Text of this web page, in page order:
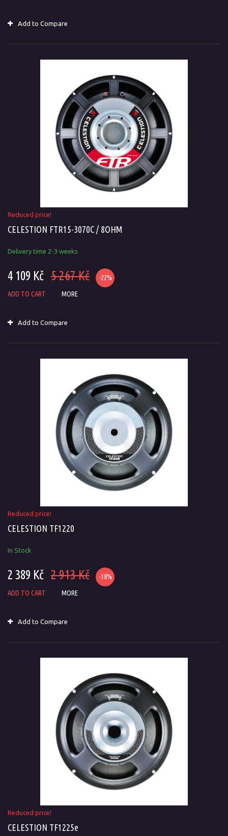
Add to Compare
Reduced price!
CELESTION FTR15-3070C / 8OHM
Delivery time 2-3 weeks
4 109 Kč 5 267 Kč -22%
ADD TO CART MORE
Add to Compare
Reduced price!
CELESTION TF1220
In Stock
2 389 Kč 2 913 Kč -18%
ADD TO CART MORE
Add to Compare
Reduced price!
CELESTION TF1225e